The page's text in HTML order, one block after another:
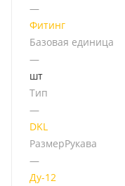
—
Фитинг
Базовая единица
—
шт
Тип
—
DKL
РазмерРукава
—
Ду-12